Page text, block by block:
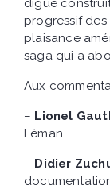
progressif
plaisance
saga qui a
Aux
– Lionel
Léman
– Didier